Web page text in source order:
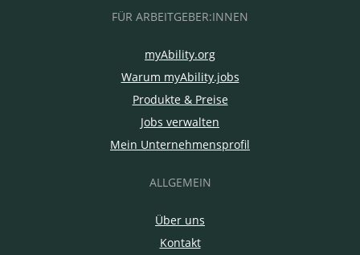
FÜR ARBEITGEBER:INNEN
myAbility.org
Warum myAbility.jobs
Produkte & Preise
Jobs verwalten
Mein Unternehmensprofil
ALLGEMEIN
Über uns
Kontakt